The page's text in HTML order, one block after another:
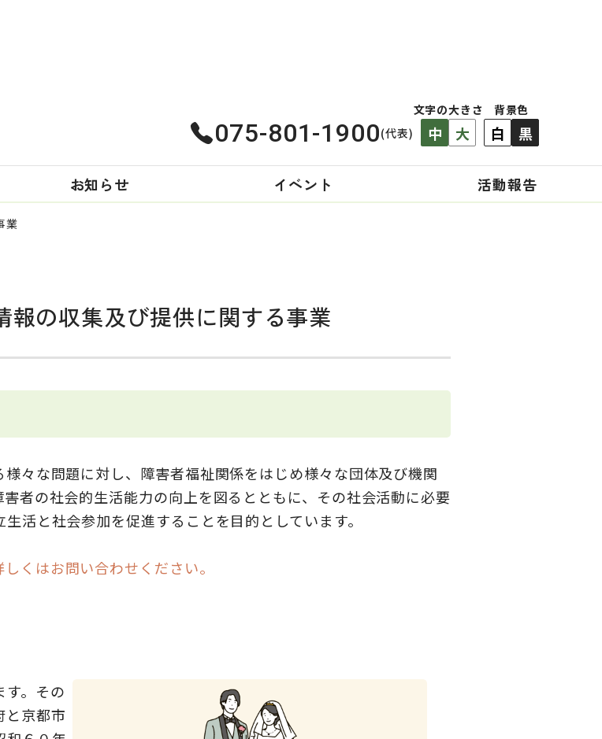
075-801-1900(代表)
文字の大きさ
中 大
背景色
白 黒
お知らせ イベント 活動報告
業
の収集及び提供に関する事業
々な問題に対し、障害者福祉関係をはじめ様々な団体及び機関
者の社会的生活能力の向上を図るとともに、その社会活動に必要
活と社会参加を促進することを目的としています。
くはお問い合わせください。
。その
と京都市